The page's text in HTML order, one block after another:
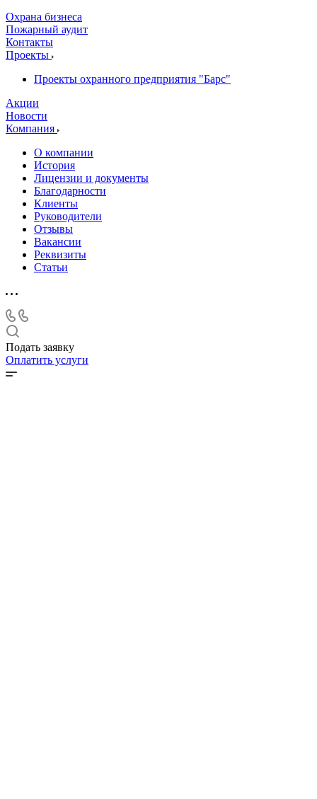
Охрана бизнеса
Пожарный аудит
Контакты
Проекты
Проекты охранного предприятия "Барс"
Акции
Новости
Компания
О компании
История
Лицензии и документы
Благодарности
Клиенты
Руководители
Отзывы
Вакансии
Реквизиты
Статьи
Подать заявку
Оплатить услуги